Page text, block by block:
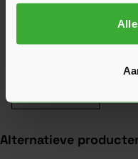
voor je op een rij gezet
Alternatieve